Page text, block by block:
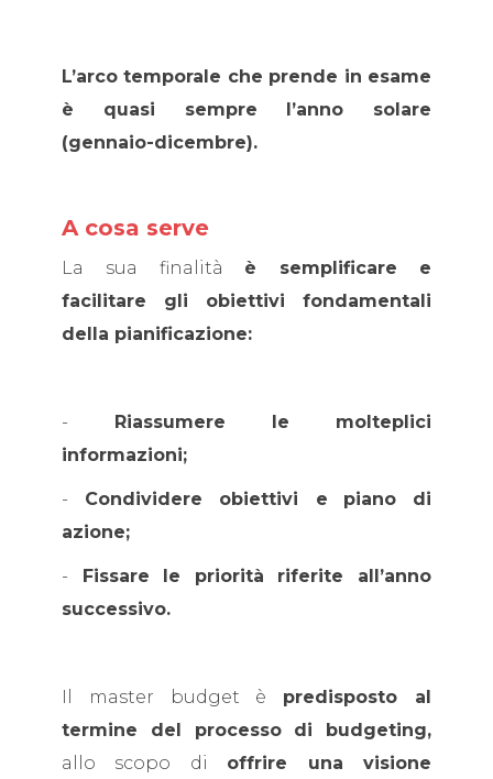
L’arco temporale che prende in esame
è quasi sempre l’anno solare
(gennaio-dicembre).
A cosa serve
La sua finalità è semplificare
e
facilitare gli obiettivi fondamentali
della pianificazione:
- Riassumere le molteplici
informazioni;
- Condividere obiettivi e
piano di
azione;
- Fissare le priorità riferite all’anno
successivo.
Il master budget è predisposto al
termine del processo di budgeting,
allo scopo di offrire una visione